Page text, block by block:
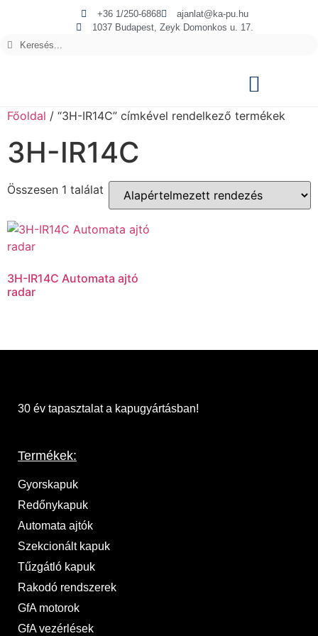
+36 1/250-6868
ajanlat@ka-pu.hu
1037 Budapest, Zeyk Domonkos u. 17.
Főoldal / “3H-IR14C” címkével rendelkező termékek
3H-IR14C
Összesen 1 találat
3H-IR14C Automata ajtó
radar
30 év tapasztalat a kapugyártásban!
Termékek:
Gyorskapuk
Redőnykapuk
Automata ajtók
Szekcionált kapuk
Tűzgátló kapuk
Rakodó rendszerek
GfA motorok
GfA vezérlések